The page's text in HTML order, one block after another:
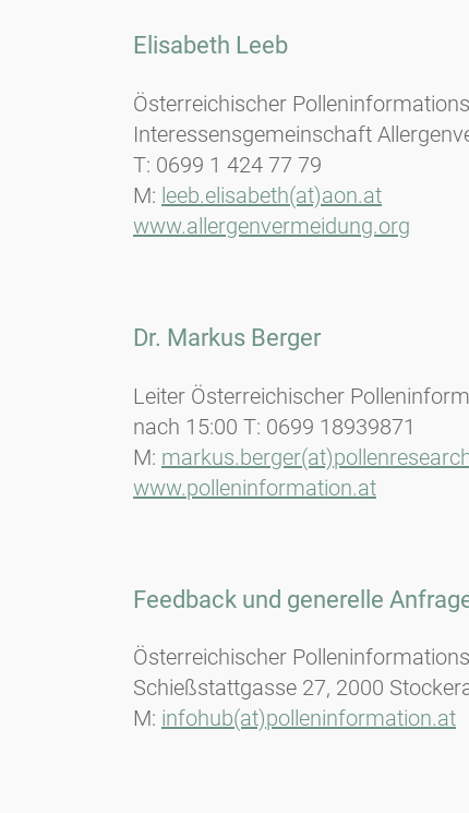
Elisabeth Leeb
Österreichischer
Interessensgemeinschaft
T: 0699 1 424 77 79
M: leeb.elisabeth(at)aon.at
www.allergenvermeidung.org
Dr. Markus Berger
Leiter Österreichischer
nach 15:00 T: 0699 18939871
M:
www.polleninformation.at
Feedback und generelle
Österreichischer
Schießstattgasse 27, 2000
M: infohub(at)polleninformation.at